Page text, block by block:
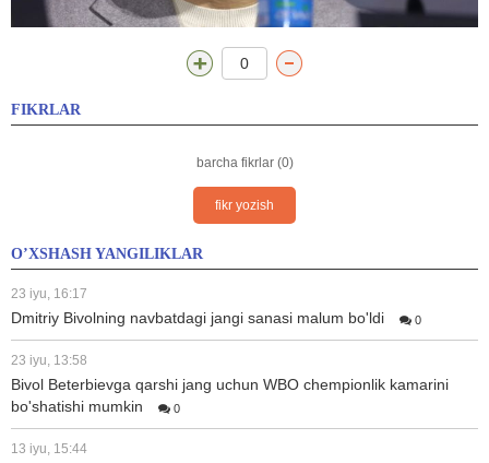
0
FIKRLAR
barcha fikrlar (0)
fikr yozish
O’XSHASH YANGILIKLAR
23 iyu, 16:17
Dmitriy Bivolning navbatdagi jangi sanasi malum bo'ldi 0
23 iyu, 13:58
Bivol Beterbievga qarshi jang uchun WBO chempionlik kamarini
bo'shatishi mumkin
0
13 iyu, 15:44